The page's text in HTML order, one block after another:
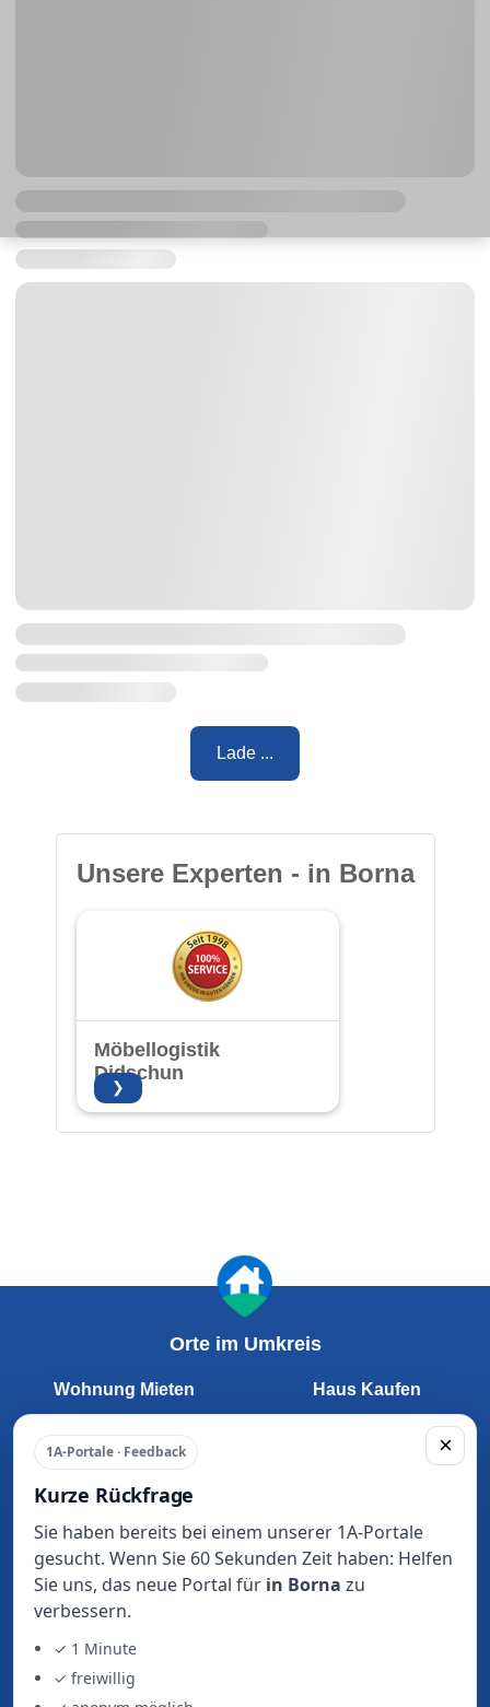
Lade ...
Unsere Experten - in Borna
Möbellogistik
Didschun
❯
×
1A-Portale · Feedback
Kurze Rückfrage
Sie haben bereits bei einem unserer 1A-Portale
gesucht. Wenn Sie 60 Sekunden Zeit haben: Helfen
Sie uns, das neue Portal für in Borna zu
verbessern.
✓ 1 Minute
✓ freiwillig
Orte im Umkreis
Wohnung Mieten
Merseburg
Grimma
Delitzsch
Markkleeberg
Borna
Schkeuditz
Wurzen
Taucha
Haus Kaufen
Markkleeberg
Borna
Schkeuditz